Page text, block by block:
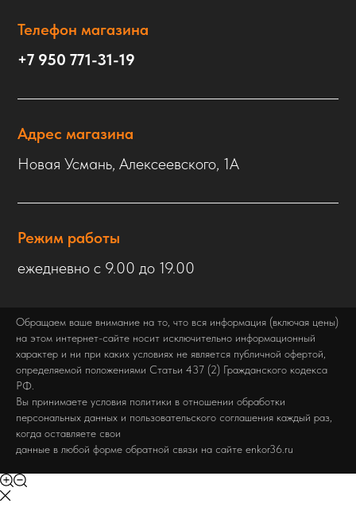
Телефон магазина
+7 950 771-31-19
Адрес магазина
Новая Усмань, Алексеевского, 1А
Режим работы
ежедневно с 9.00 до 19.00
Обращаем ваше внимание на то, что вся информация (включая цены)
на этом интернет-сайте носит исключительно информационный
характер и ни при каких условиях не является публичной офертой,
определяемой положениями Статьи 437 (2) Гражданского кодекса
РФ.
Вы принимаете условия политики в отношении обработки
персональных данных и пользовательского соглашения каждый раз,
когда оставляете свои
данные в любой форме обратной связи на сайте enkor36.ru